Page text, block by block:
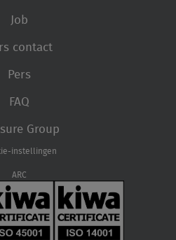
Job
contact
Pers
FAQ
Group
instellingen
ARC